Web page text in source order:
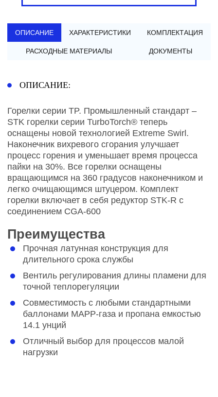
ОПИСАНИЕ ХАРАКТЕРИСТИКИ КОМПЛЕКТАЦИЯ
РАСХОДНЫЕ МАТЕРИАЛЫ ДОКУМЕНТЫ
ОПИСАНИЕ:
Горелки серии TP. Промышленный стандарт –
STK горелки серии TurboTorch® теперь
оснащены новой технологией Extreme Swirl.
Наконечник вихревого сгорания улучшает
процесс горения и уменьшает время процесса
пайки на 30%. Все горелки оснащены
вращающимся на 360 градусов наконечником и
легко очищающимся штуцером. Комплект
горелки включает в себя редуктор STK-R с
соединением CGA-600
Преимущества
Прочная латунная конструкция для
длительного срока службы
Вентиль регулирования длины пламени для
точной теплорегуляции
Совместимость с любыми стандартными
баллонами MAPP-газа и пропана емкостью
14.1 унций
Отличный выбор для процессов малой
нагрузки